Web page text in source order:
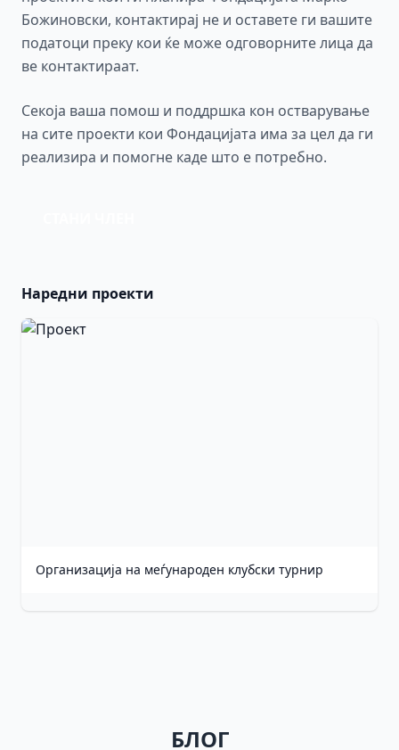
Божиновски, контактирај не и оставете ги вашите
податоци преку кои ќе може одговорните лица да
ве контактираат.
Секоја ваша помош и поддршка кон остварување
на сите проекти кои Фондацијата има за цел да ги
реализира и помогне каде што е потребно.
Наредни проекти
Организација на меѓународен клубски турнир
БЛОГ